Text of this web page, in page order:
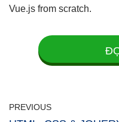
Vue.js from scratch.
PREVIOUS